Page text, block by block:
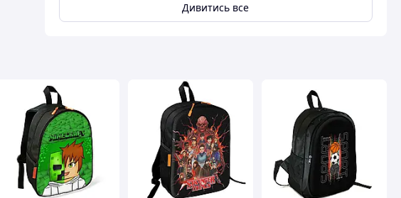
Дивитись все